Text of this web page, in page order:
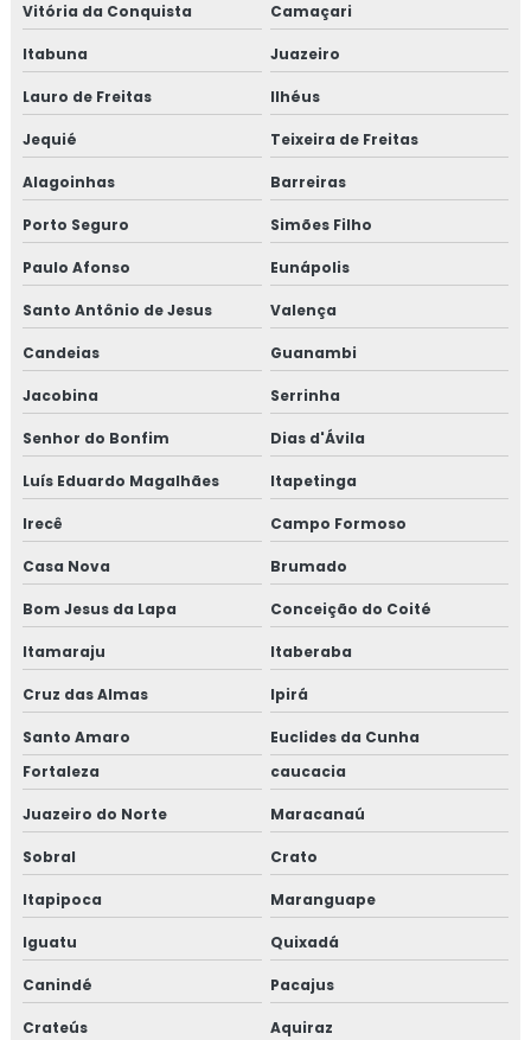
Vitória da Conquista Camaçari
Itabuna Juazeiro
Lauro de Freitas Ilhéus
Jequié Teixeira de Freitas
Alagoinhas Barreiras
Porto Seguro Simões Filho
Paulo Afonso Eunápolis
Santo Antônio de Jesus Valença
Candeias Guanambi
Jacobina Serrinha
Senhor do Bonfim Dias d'Ávila
Luís Eduardo Magalhães Itapetinga
Irecê Campo Formoso
Casa Nova Brumado
Bom Jesus da Lapa Conceição do Coité
Itamaraju Itaberaba
Cruz das Almas Ipirá
Santo Amaro
Euclides da Cunha
Fortaleza
caucacia
Juazeiro do Norte Maracanaú
Sobral Crato
Itapipoca Maranguape
Iguatu Quixadá
Canindé Pacajus
Crateús Aquiraz